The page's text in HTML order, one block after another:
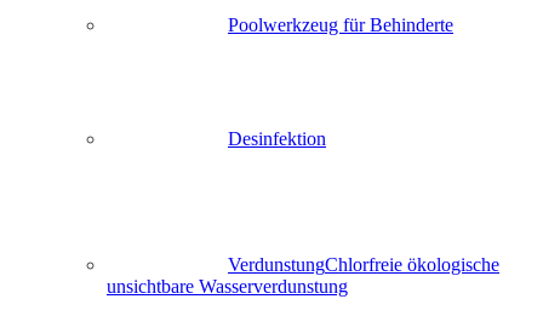
Poolwerkzeug für Behinderte
Desinfektion
VerdunstungChlorfreie ökologische
unsichtbare Wasserverdunstung